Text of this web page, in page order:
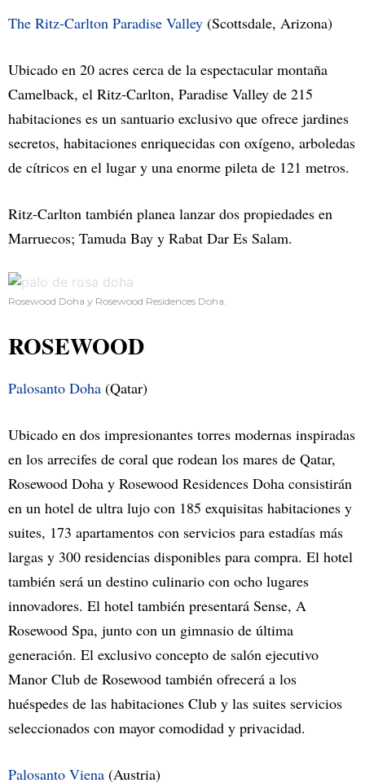
The Ritz-Carlton Paradise Valley (Scottsdale, Arizona)
Ubicado en 20 acres cerca de la espectacular montaña
Camelback, el Ritz-Carlton, Paradise Valley de 215
habitaciones es un santuario exclusivo que ofrece jardines
secretos, habitaciones enriquecidas con oxígeno, arboledas
de cítricos en el lugar y una enorme pileta de 121 metros.
Ritz-Carlton también planea lanzar dos propiedades en
Marruecos; Tamuda Bay y Rabat Dar Es Salam.
Rosewood Doha y Rosewood Residences Doha.
ROSEWOOD
Palosanto Doha (Qatar)
Ubicado en dos impresionantes torres modernas inspiradas
en los arrecifes de coral que rodean los mares de Qatar,
Rosewood Doha y Rosewood Residences Doha consistirán
en un hotel de ultra lujo con 185 exquisitas habitaciones y
suites, 173 apartamentos con servicios para estadías más
largas y 300 residencias disponibles para compra. El hotel
también será un destino culinario con ocho lugares
innovadores. El hotel también presentará Sense, A
Rosewood Spa, junto con un gimnasio de última
generación. El exclusivo concepto de salón ejecutivo
Manor Club de Rosewood también ofrecerá a los
huéspedes de las habitaciones Club y las suites servicios
seleccionados con mayor comodidad y privacidad.
Palosanto Viena (Austria)